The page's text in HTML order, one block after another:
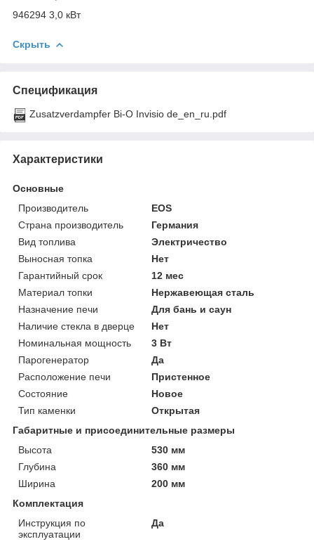
946294 3,0 кВт
Скрыть
Спецификация
Zusatzverdampfer Bi-O Invisio de_en_ru.pdf
Характеристики
Основные
Производитель
EOS
Страна производитель
Германия
Вид топлива
Электричество
Выносная топка
Нет
Гарантийный срок
12 мес
Материал топки
Нержавеющая сталь
Назначение печи
Для бань и саун
Наличие стекла в дверце
Нет
Номинальная мощность
3 Вт
Парогенератор
Да
Расположение печи
Пристенное
Состояние
Новое
Тип каменки
Открытая
Габаритные и присоединительные размеры
Высота
530 мм
Глубина
360 мм
Ширина
200 мм
Комплектация
Инструкция по
эксплуатации
Да